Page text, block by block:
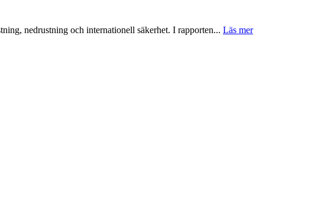
nedrustning och internationell säkerhet. I rapporten... Läs mer